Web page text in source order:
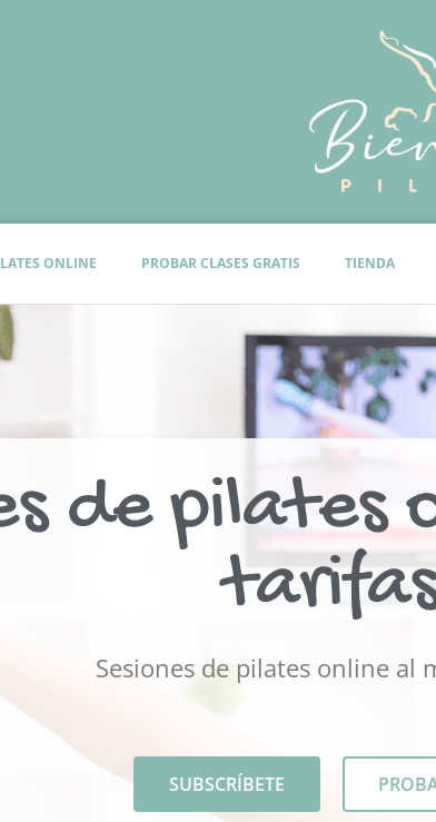
ONLINE PROBAR CLASES GRATIS TIENDA
de pilates
Sesiones de pilates online al
SUBSCRÍBETE